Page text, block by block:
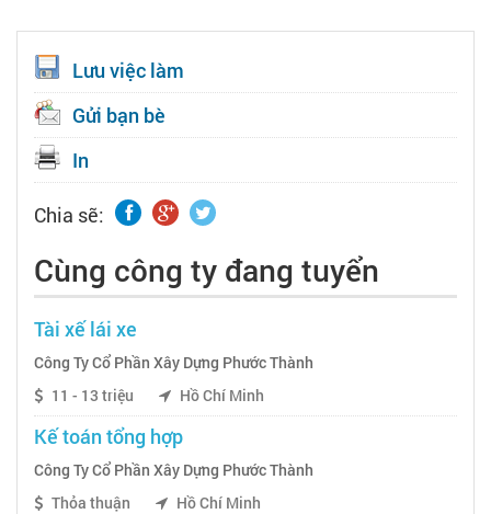
Lưu việc làm
Gửi bạn bè
In
Chia sẽ:
Cùng công ty đang tuyển
Tài xế lái xe
Công Ty Cổ Phần Xây Dựng Phước Thành
11 - 13 triệu
Hồ Chí Minh
Kế toán tổng hợp
Công Ty Cổ Phần Xây Dựng Phước Thành
Thỏa thuận
Hồ Chí Minh